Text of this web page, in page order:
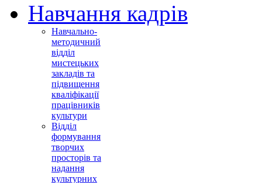
Навчання кадрів
Навчально-
методичний
відділ
мистецьких
закладів та
підвищення
кваліфікації
працівників
культури
Відділ
формування
творчих
просторів та
надання
культурних